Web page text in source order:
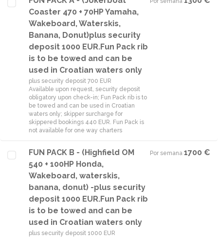
Coaster 470 + 70HP Yamaha,
Wakeboard, Waterskis,
Banana, Donut)plus security
deposit 1000 EUR.Fun Pack rib
is to be towed and can be
used in Croatian waters only
plus security deposit 700 EUR
Available upon request, security deposit
obligatory upon check-in; Fun Pack rib is to
be towed and can be used in Croatian
waters only; skipper surcharge for
skippered bookings 440 EUR. Fun Pack is
not available for one way charters
FUN PACK B - (Highfield OM
540 + 100HP Honda,
Wakeboard, waterskis,
banana, donut) -plus security
deposit 1000 EUR.Fun Pack rib
is to be towed and can be
used in Croatian waters only
plus security deposit 1000 EUR
Por semana·1700 €